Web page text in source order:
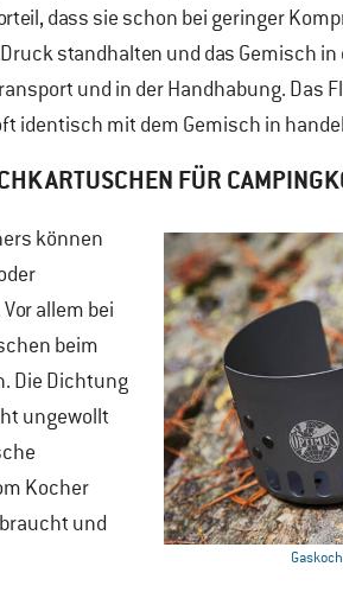
dass sie schon bei geringer
standhalten und das Gemisch
und in der Handhabung. Das
identisch mit dem Gemisch in
FÜR
können
allem bei
beim
Die Dichtung
ungewollt
Kocher
und